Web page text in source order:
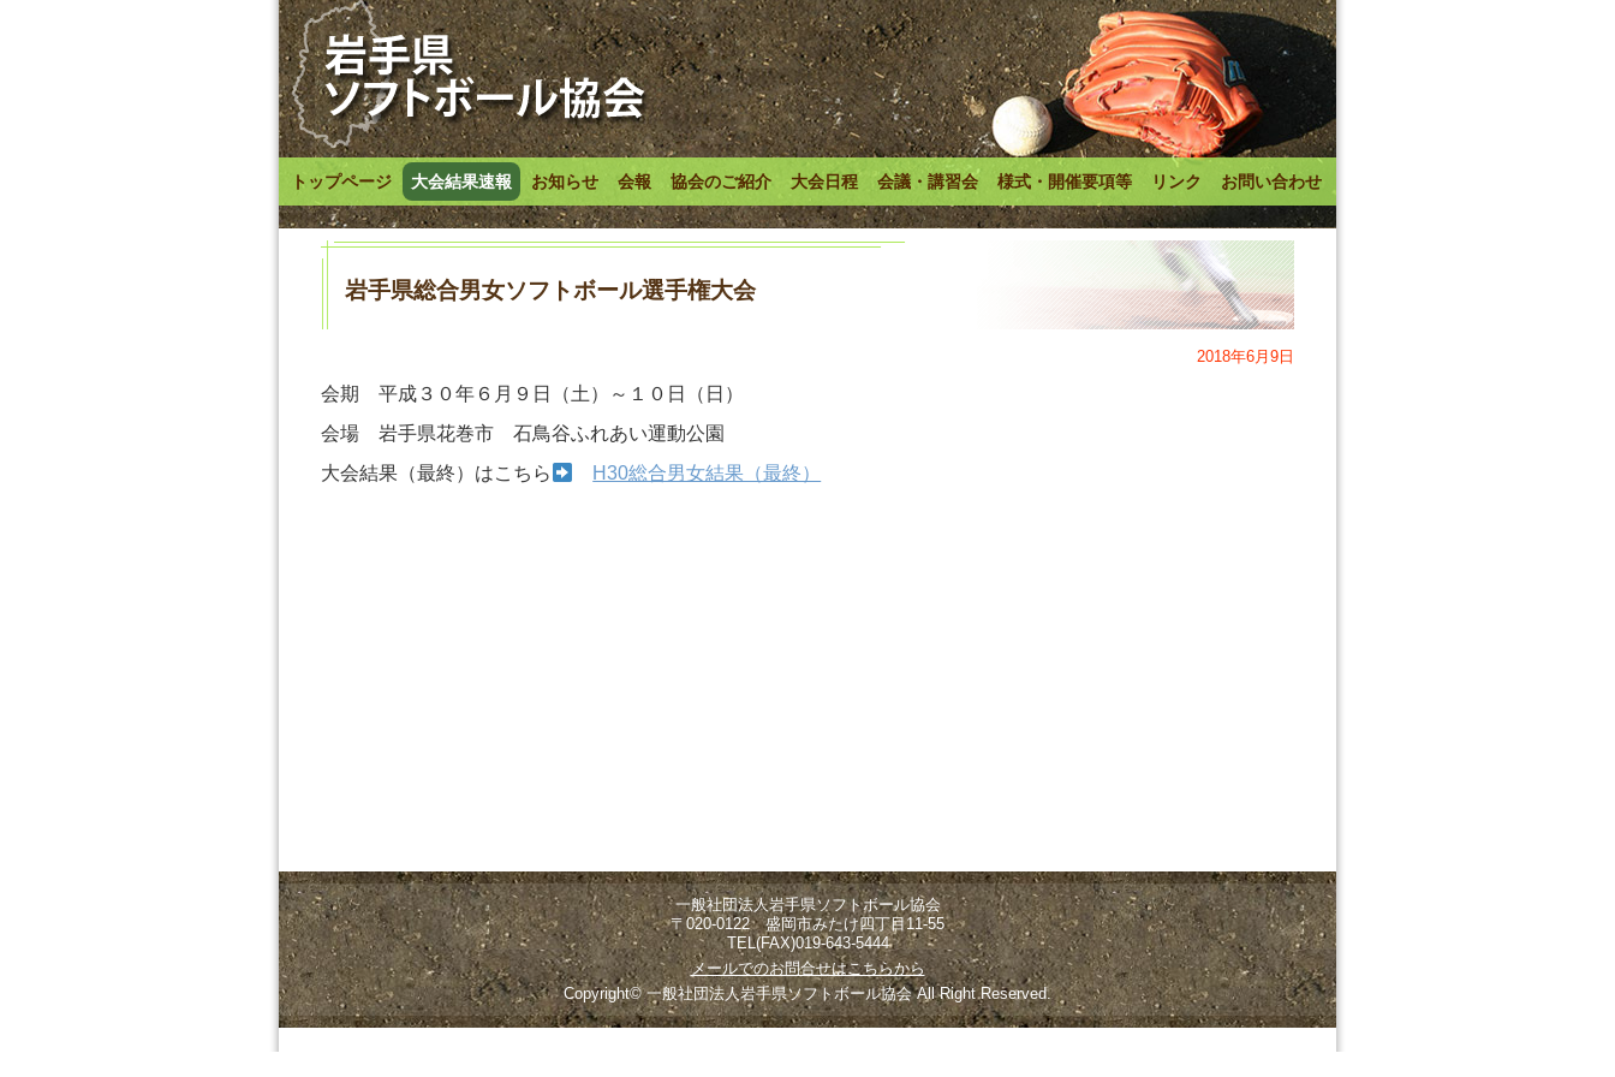
トップページ 大会結果速報 お知らせ 会報 協会のご紹介 大会日程 会議・講習会 様式・開催要項等 リンク お問い合わせ
岩手県総合男女ソフトボール選手権大会
2018年6月9日
会期 平成３０年６月９日（土）～１０日（日）
会場 岩手県花巻市 石鳥谷ふれあい運動公園
大会結果（最終）はこちら
H30総合男女結果（最終）
一般社団法人岩手県ソフトボール協会
〒020-0122 盛岡市みたけ四丁目11-55
TEL(FAX)019-643-5444
メールでのお問合せはこちらから
Copyright© 一般社団法人岩手県ソフトボール協会 All Right Reserved.